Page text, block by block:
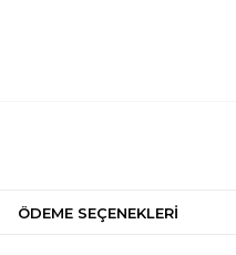
ÖDEME SEÇENEKLERI